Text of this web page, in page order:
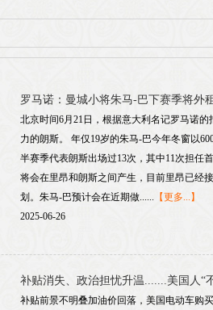
罗马诺：曼城小将朱马-巴下赛季将外
北京时间6月21日，根据意大利名记罗马诺
力的朗斯。 年仅19岁的朱马-巴今年冬窗以
半赛季代表朗斯出场过13次，其中11次担任
将会在里昂和朗斯之间产生，目前里昂已经
划。朱马-巴预计会在近期做...... 【更多...】
2025-06-26
补贴消失、政治担忧升温.......美国人“
补贴前景不明叠加油价回落，美国电动车购